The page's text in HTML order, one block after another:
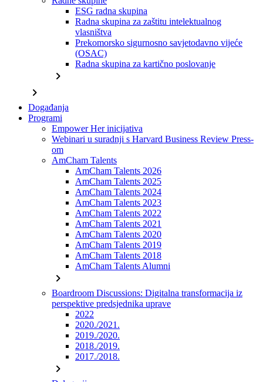
ESG radna skupina
Radna skupina za zaštitu intelektualnog
vlasništva
Prekomorsko sigurnosno savjetodavno vijeće
(OSAC)
Radna skupina za kartično poslovanje
chevron_right
chevron_right
Događanja
Programi
Empower Her inicijativa
Webinari u suradnji s Harvard Business Review Press-
om
AmCham Talents
AmCham Talents 2026
AmCham Talents 2025
AmCham Talents 2024
AmCham Talents 2023
AmCham Talents 2022
AmCham Talents 2021
AmCham Talents 2020
AmCham Talents 2019
AmCham Talents 2018
AmCham Talents Alumni
chevron_right
Boardroom Discussions: Digitalna transformacija iz
perspektive predsjednika uprave
2022
2020./2021.
2019./2020.
2018./2019.
2017./2018.
chevron_right